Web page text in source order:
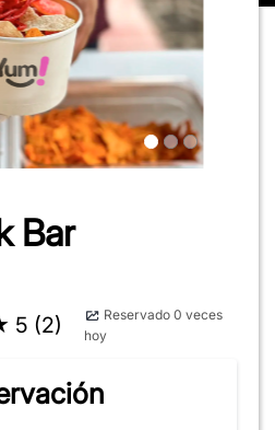
Bar
5 (2)
Reservado 0 veces
hoy